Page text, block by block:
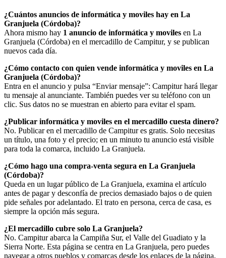
¿Cuántos anuncios de informática y moviles hay en La
Granjuela (Córdoba)?
Ahora mismo hay 1 anuncio de informática y moviles en La
Granjuela (Córdoba) en el mercadillo de Campitur, y se publican
nuevos cada día.
¿Cómo contacto con quien vende informática y moviles en La
Granjuela (Córdoba)?
Entra en el anuncio y pulsa “Enviar mensaje”: Campitur hará llegar
tu mensaje al anunciante. También puedes ver su teléfono con un
clic. Sus datos no se muestran en abierto para evitar el spam.
¿Publicar informática y moviles en el mercadillo cuesta dinero?
No. Publicar en el mercadillo de Campitur es gratis. Solo necesitas
un título, una foto y el precio; en un minuto tu anuncio está visible
para toda la comarca, incluido La Granjuela.
¿Cómo hago una compra-venta segura en La Granjuela
(Córdoba)?
Queda en un lugar público de La Granjuela, examina el artículo
antes de pagar y desconfía de precios demasiado bajos o de quien
pide señales por adelantado. El trato en persona, cerca de casa, es
siempre la opción más segura.
¿El mercadillo cubre solo La Granjuela?
No. Campitur abarca la Campiña Sur, el Valle del Guadiato y la
Sierra Norte. Esta página se centra en La Granjuela, pero puedes
navegar a otros pueblos y comarcas desde los enlaces de la página.